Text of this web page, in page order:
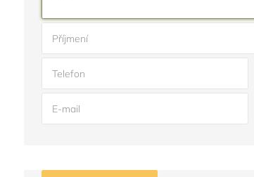
Příjmení
Telefon
E-mail